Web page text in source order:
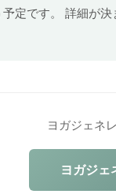
定です。 詳細が
ヨガジェネ
ヨガジェ